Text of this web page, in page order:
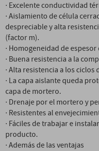
· Excelente conductividad
· Aislamiento de célula
despreciable y alta
(factor m).
· Homogeneidad de
· Buena resistencia a la
· Alta resistencia a los
· La capa aislante queda
capa de mortero.
· Drenaje por el mortero y
· Resistentes al
· Fáciles de trabajar e
producto.
· Además de las ventajas